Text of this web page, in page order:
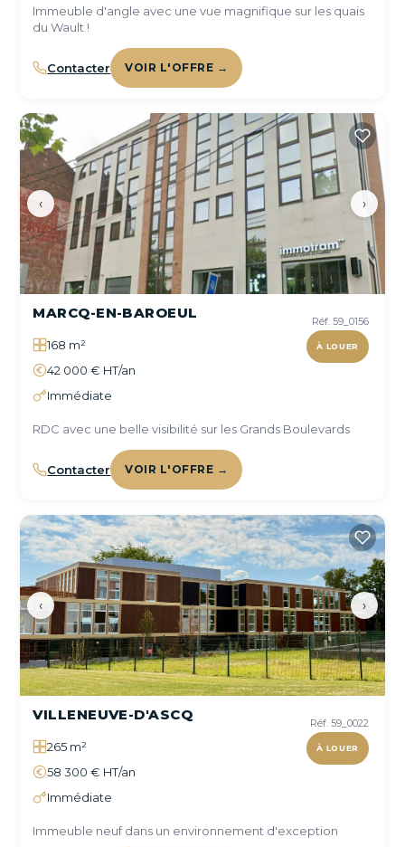
Immeuble d'angle avec une vue magnifique sur les quais
du Wault !
Contacter VOIR L'OFFRE →
‹ ›
Réf. 59_0156
À LOUER
MARCQ-EN-BAROEUL
168 m²
42 000 € HT/an
Immédiate
RDC avec une belle visibilité sur les Grands Boulevards
Contacter VOIR L'OFFRE →
‹ ›
Réf. 59_0022
À LOUER
VILLENEUVE-D'ASCQ
265 m²
58 300 € HT/an
Immédiate
Immeuble neuf dans un environnement d'exception